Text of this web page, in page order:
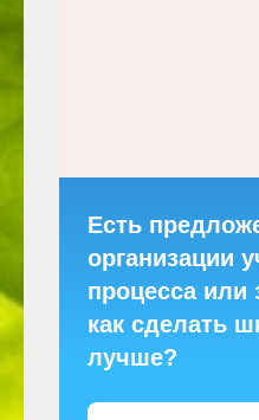
Есть
организации
процесса или
как сделать
лучше?